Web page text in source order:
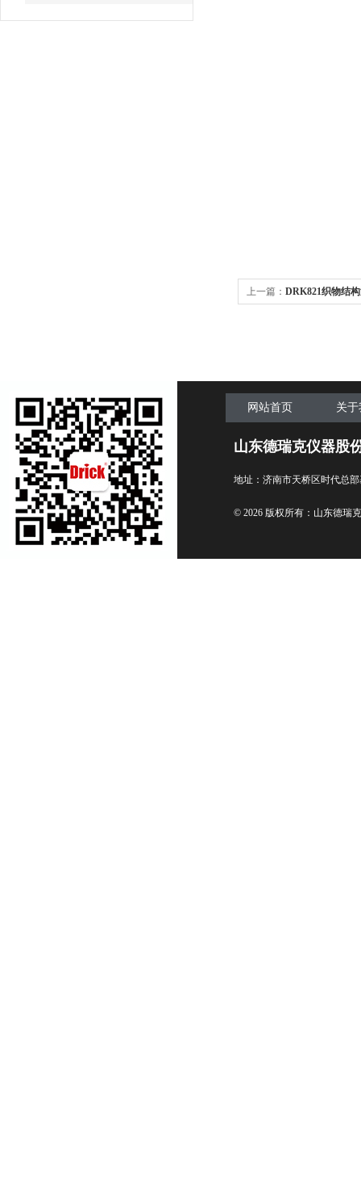
上一篇： DRK821织物结
网站首页 关
山东德瑞克仪器股
地址：济南市天桥区时代总
© 2026 版权所有：山东德瑞